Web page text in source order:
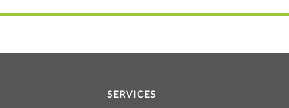
SERVICES